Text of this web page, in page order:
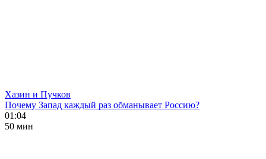
Хазин и Пучков
Почему Запад каждый раз обманывает Россию?
01:04
50 мин